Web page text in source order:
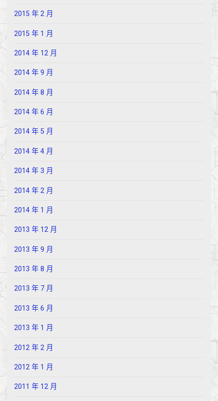
2015 年 2 月
2015 年 1 月
2014 年 12 月
2014 年 9 月
2014 年 8 月
2014 年 6 月
2014 年 5 月
2014 年 4 月
2014 年 3 月
2014 年 2 月
2014 年 1 月
2013 年 12 月
2013 年 9 月
2013 年 8 月
2013 年 7 月
2013 年 6 月
2013 年 1 月
2012 年 2 月
2012 年 1 月
2011 年 12 月